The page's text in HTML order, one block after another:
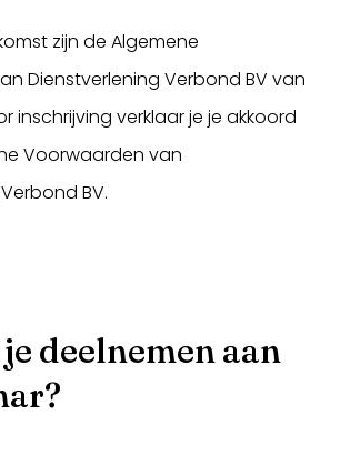
zijn de Algemene
Dienstverlening Verbond BV van
inschrijving verklaar je je akkoord
Voorwaarden van
BV.
deelnemen aan